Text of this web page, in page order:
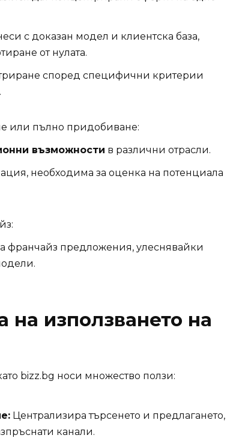
с доказан модел и клиентска база,
от нулата.
според специфични критерии
или пълно придобиване:
възможности в различни отрасли.
необходима за оценка на потенциала
франчайз предложения, улеснявайки
използването на
bizz.bg носи множество ползи:
Централизира търсенето и предлагането,
канали.